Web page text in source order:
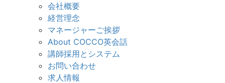
会社概要
経営理念
マネージャーご挨拶
About COCCO英会話
講師採用とシステム
お問い合わせ
求人情報